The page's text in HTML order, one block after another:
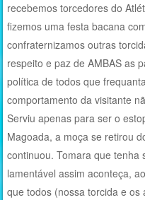
recebemos torcedores do
fizemos uma festa bacana
confraternizamos outras
respeito e paz de AMBAS as
política de todos que
comportamento da visitante
Serviu apenas para ser o
Magoada, a moça se retirou
continuou. Tomara que tenha
lamentável assim aconteça,
que todos (nossa torcida e